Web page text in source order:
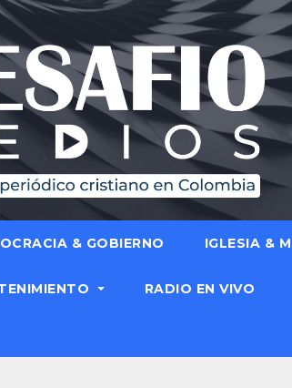
& GOBIERNO IGLESIA &
RADIO EN VIVO